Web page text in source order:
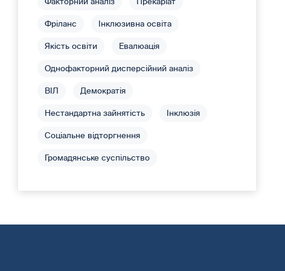
Фріланс Інклюзивна освіта
Якість освіти Евалюація
Однофакторний дисперсійний аналіз
ВІЛ Демократія
Нестандартна зайнятість Інклюзія
Соціальне відторгнення
Громадянське суспільство